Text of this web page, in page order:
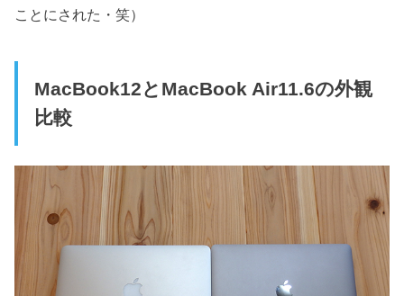
ことにされた・笑）
MacBook12とMacBook Air11.6の外観
比較